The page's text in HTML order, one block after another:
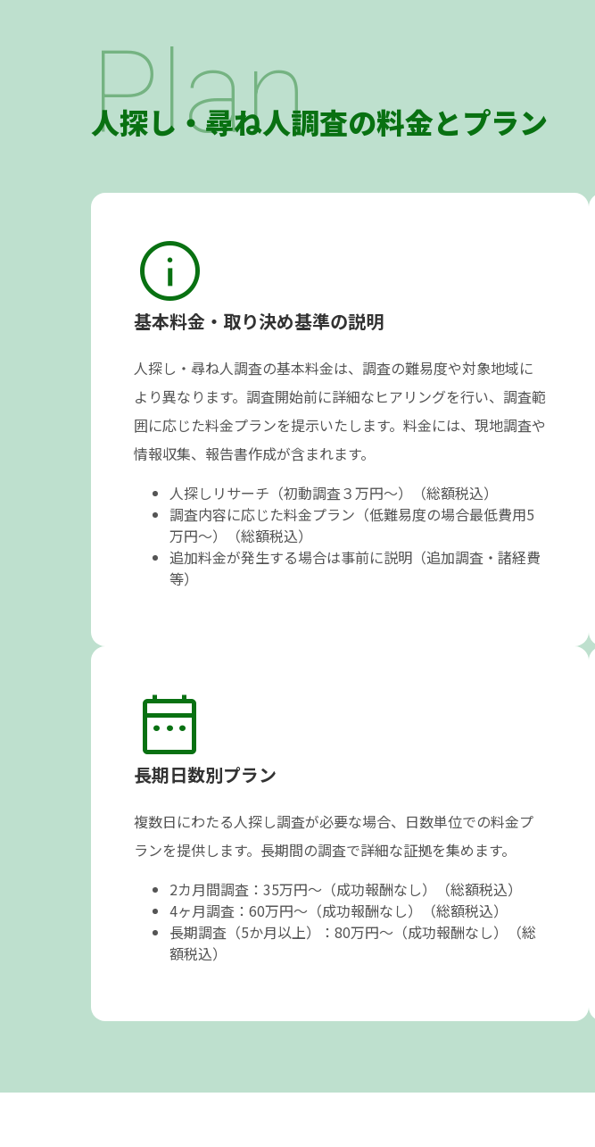
Plan
人探し・尋ね人調査の料金とプラン
info
基本料金・取り決め基準の説明
人探し・尋ね人調査の基本料金は、調査の難易度や対象地域に
より異なります。調査開始前に詳細なヒアリングを行い、調査範
囲に応じた料金プランを提示いたします。料金には、現地調査や
情報収集、報告書作成が含まれます。
人探しリサーチ（初動調査３万円～）（総額税込）
調査内容に応じた料金プラン（低難易度の場合最低費用5
万円～）（総額税込）
追加料金が発生する場合は事前に説明（追加調査・諸経費
等）
date_range
長期日数別プラン
複数日にわたる人探し調査が必要な場合、日数単位での料金プ
ランを提供します。長期間の調査で詳細な証拠を集めます。
2カ月間調査：35万円～（成功報酬なし）（総額税込）
4ヶ月調査：60万円～（成功報酬なし）（総額税込）
長期調査（5か月以上）：80万円～（成功報酬なし）（総
額税込）